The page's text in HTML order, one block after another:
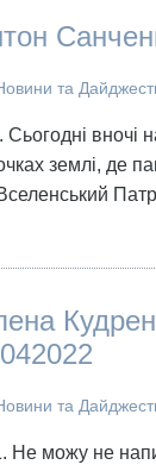
та
Сьогодні вночі
землі, де
та
Не можу не